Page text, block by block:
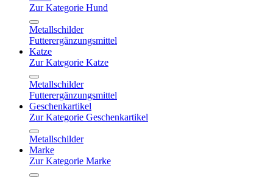
Zur Kategorie Hund
Metallschilder
Futterergänzungsmittel
Katze
Zur Kategorie Katze
Metallschilder
Futterergänzungsmittel
Geschenkartikel
Zur Kategorie Geschenkartikel
Metallschilder
Marke
Zur Kategorie Marke